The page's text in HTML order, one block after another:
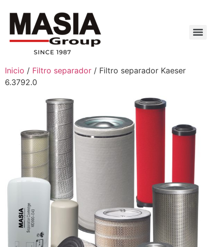
Inicio / Filtro separador / Filtro separador Kaeser
6.3792.0